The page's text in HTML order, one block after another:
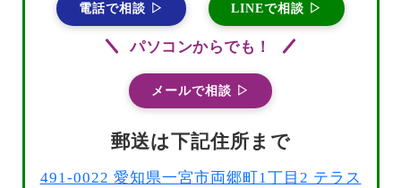
電話で相談 ▷ LINEで相談 ▷
パソコンからでも！
メールで相談 ▷
郵送は下記住所まで
491-0022 愛知県一宮市両郷町1丁目2 テラス